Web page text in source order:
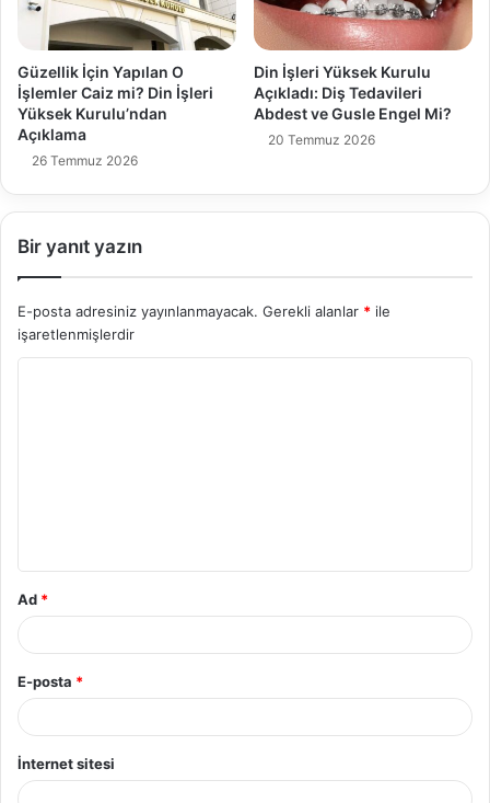
Güzellik İçin Yapılan O
İşlemler Caiz mi? Din İşleri
Yüksek Kurulu’ndan
Açıklama
26 Temmuz 2026
Din İşleri Yüksek Kurulu
Açıkladı: Diş Tedavileri
Abdest ve Gusle Engel Mi?
20 Temmuz 2026
Bir yanıt yazın
E-posta adresiniz yayınlanmayacak. Gerekli alanlar * ile
işaretlenmişlerdir
Ad *
E-posta *
İnternet sitesi